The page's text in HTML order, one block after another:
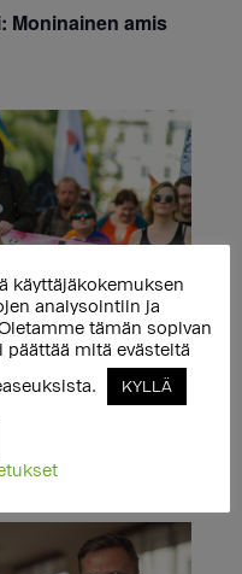
Moninainen amis
käyttäjäkokemuksen
analysointiin ja
tämän sopivan
mitä evästeitä
KYLLÄ